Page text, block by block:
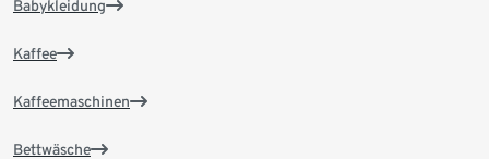
Babykleidung
Kaffee
Kaffeemaschinen
Bettwäsche